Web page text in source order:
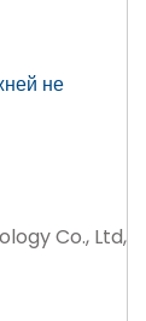
Co., Ltd,